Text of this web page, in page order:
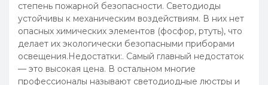
степень пожарной безопасности. Светодиоды
устойчивы к механическим воздействиям. В них нет
опасных химических элементов (фосфор, ртуть), что
делает их экологически безопасными приборами
освещения.Недостатки:. Самый главный недостаток
— это высокая цена. В остальном многие
профессионалы называют светодиодные люстры и